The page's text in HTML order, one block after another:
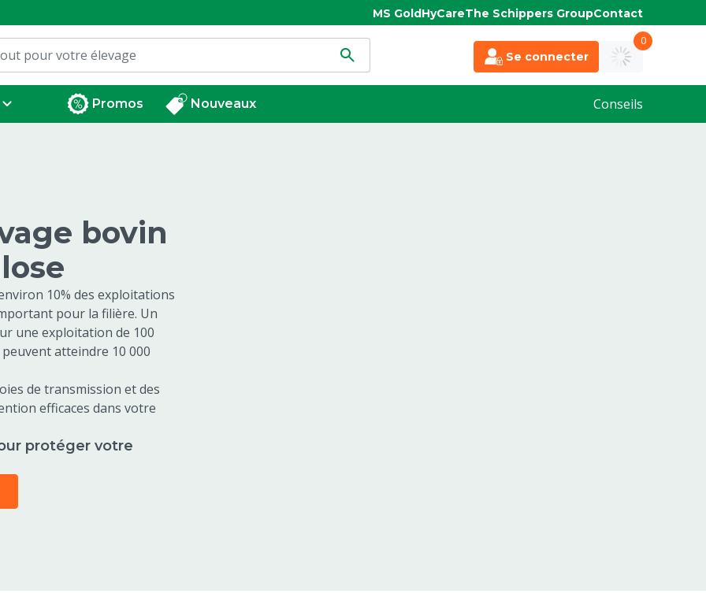
MS GoldHyCareThe Schippers GroupContact
Se connecter
0
Promos Nouveaux Conseils
bovin
10% des exploitations
pour la filière. Un
une exploitation de 100
atteindre 10 000
de transmission et des
efficaces dans votre
protéger votre